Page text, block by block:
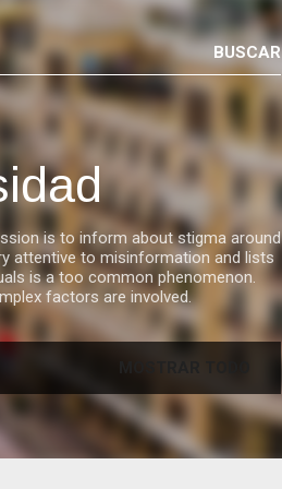
is to inform about stigma around
attentive to misinformation and lists
is a too common phenomenon.
factors are involved.